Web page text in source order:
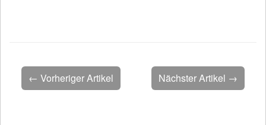
Nächster Artikel →
← Vorheriger Artikel